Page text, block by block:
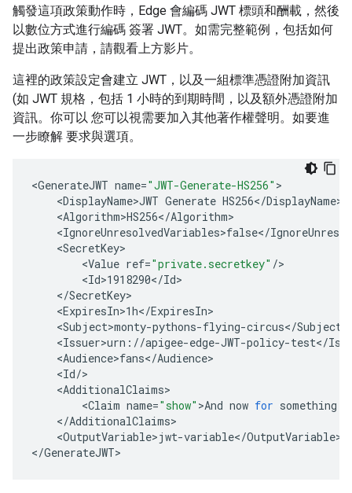
觸發這項政策動作時，Edge 會編碼 JWT 標頭和酬載，然後
以數位方式進行編碼 簽署 JWT。如需完整範例，包括如何
提出政策申請，請觀看上方影片。
這裡的政策設定會建立 JWT，以及一組標準憑證附加資訊
(如 JWT 規格，包括 1 小時的到期時間，以及額外憑證附加
資訊。你可以 您可以視需要加入其他著作權聲明。如要進
一步瞭解 要求與選項。
<GenerateJWT name="JWT-Generate-HS256"
<DisplayName>JWT Generate HS256</DisplayName
<Algorithm>HS256</Algorithm
<IgnoreUnresolvedVariables>false</
<SecretKey
<Value ref="private.secretkey" /
<Id>1918290</Id
</SecretKey
<ExpiresIn>1h</ExpiresIn
<Subject>monty-pythons-flying-circus</Subject
<Issuer>urn : //apigee-edge-JWT-policy-test</
<Audience>fans</Audience
<Id/
<AdditionalClaims
<Claim name="show" >And now for something
</AdditionalClaims
<OutputVariable>jwt-variable</OutputVariable>
</GenerateJWT>